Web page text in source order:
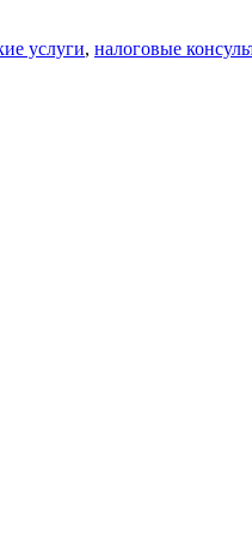
услуги, налоговые